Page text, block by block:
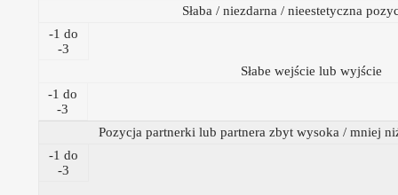
Słaba / niezdarna / nieestetyczna
-1 do
-3
Słabe wejście lub wyjście
-1 do
-3
Pozycja partnerki lub partnera zbyt wysoka / mniej
-1 do
-3